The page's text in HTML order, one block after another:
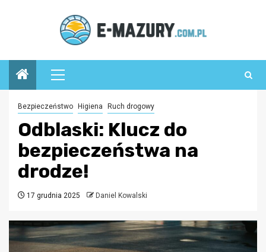
Menu
główne
Bezpieczeństwo Higiena Ruch drogowy
Odblaski: Klucz do
bezpieczeństwa na
drodze!
17 grudnia 2025 Daniel Kowalski